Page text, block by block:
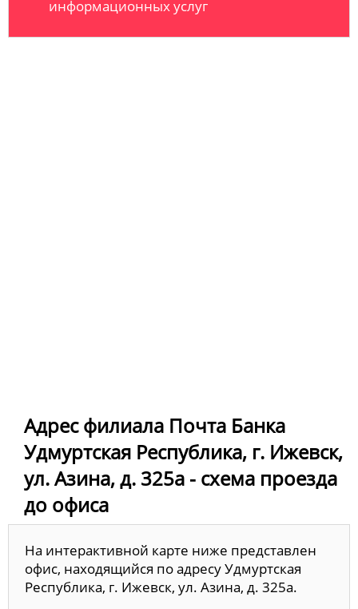
информационных услуг
Адрес филиала Почта Банка
Удмуртская Республика, г. Ижевск,
ул. Азина, д. 325а - схема проезда
до офиса
На интерактивной карте ниже представлен
офис, находящийся по адресу Удмуртская
Республика, г. Ижевск, ул. Азина, д. 325а.